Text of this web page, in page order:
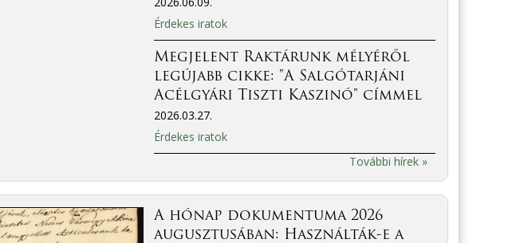
Érdekes iratok
Megjelent Raktárunk mélyéről
legújabb cikke: "A Salgótarjáni
Acélgyári Tiszti Kaszinó" címmel
2026.03.27.
Érdekes iratok
További hírek »
A hónap dokumentuma 2026
augusztusában: Használták-e a